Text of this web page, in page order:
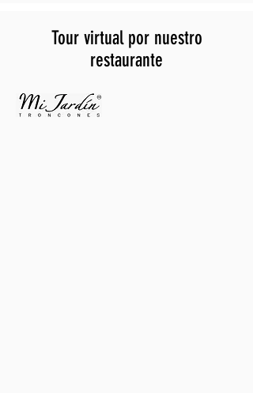
Tour virtual por nuestro
restaurante